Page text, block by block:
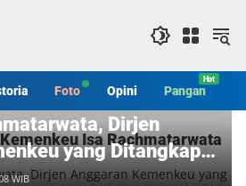
Foto Opini Pangan
Isa Rachmatarwata
Dirjen
yang Ditangkap
WIB